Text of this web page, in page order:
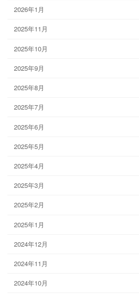
2026年1月
2025年11月
2025年10月
2025年9月
2025年8月
2025年7月
2025年6月
2025年5月
2025年4月
2025年3月
2025年2月
2025年1月
2024年12月
2024年11月
2024年10月